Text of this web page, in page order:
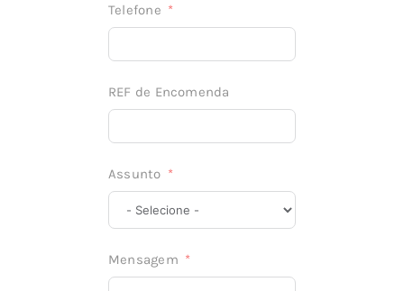
Telefone
REF de Encomenda
Assunto
Mensagem